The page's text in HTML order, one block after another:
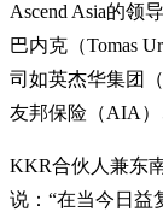
Ascend Asia的领
巴内克（Tomas
司如英杰华集团（
友邦保险（AIA）
KKR合伙人兼东
说：“在当今日益